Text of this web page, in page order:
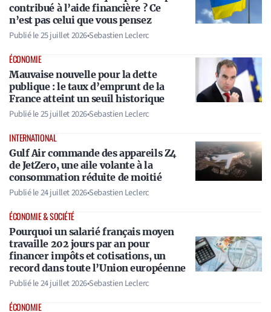
contribué à l’aide financière ? Ce
n’est pas celui que vous pensez
Publié le25 juillet 2026•Sebastien Leclerc
ÉCONOMIE
Mauvaise nouvelle pour la dette
publique : le taux d’emprunt de la
France atteint un seuil historique
Publié le25 juillet 2026•Sebastien Leclerc
INTERNATIONAL
Gulf Air commande des appareils Z4
de JetZero, une aile volante à la
consommation réduite de moitié
Publié le24 juillet 2026•Sebastien Leclerc
ÉCONOMIE & SOCIÉTÉ
Pourquoi un salarié français moyen
travaille 202 jours par an pour
financer impôts et cotisations, un
record dans toute l’Union européenne
Publié le24 juillet 2026•Sebastien Leclerc
ÉCONOMIE